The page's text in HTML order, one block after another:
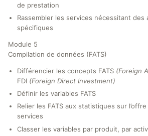
de prestation
Rassembler les services nécessitant des
spécifiques
Module 5
Compilation de données (FATS)
Différencier les concepts FATS (Foreign
FDI (Foreign Direct Investment)
Définir les variables FATS
Relier les FATS aux statistiques sur
services
Classer les variables par produit, par